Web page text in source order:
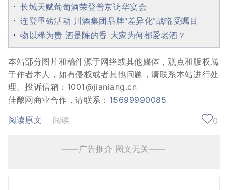
长城天赋葡萄酒荣登普京访华宴会
连登重磅活动 川酒集团品牌“差异化”战略受瞩目
物以稀为贵 酒是陈的香 大家为何都爱老酒？
本站部分图片和稿件源于网络或其他媒体，观点和版权属
于作者本人，如有侵权或者其他问题，请联系本站进行处
理。投诉信箱：1001@jianiang.cn
佳酿网商业合作，请联系： 15699990085
阅读原文
阅读 0
——广告推介 图文无关——